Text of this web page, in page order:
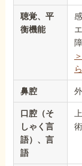
聴覚、平
衡機能
ら
鼻腔
口腔（そ
しゃく言
語）、言
語